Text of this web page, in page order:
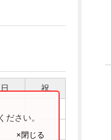
日 祝
さい。
×閉じる